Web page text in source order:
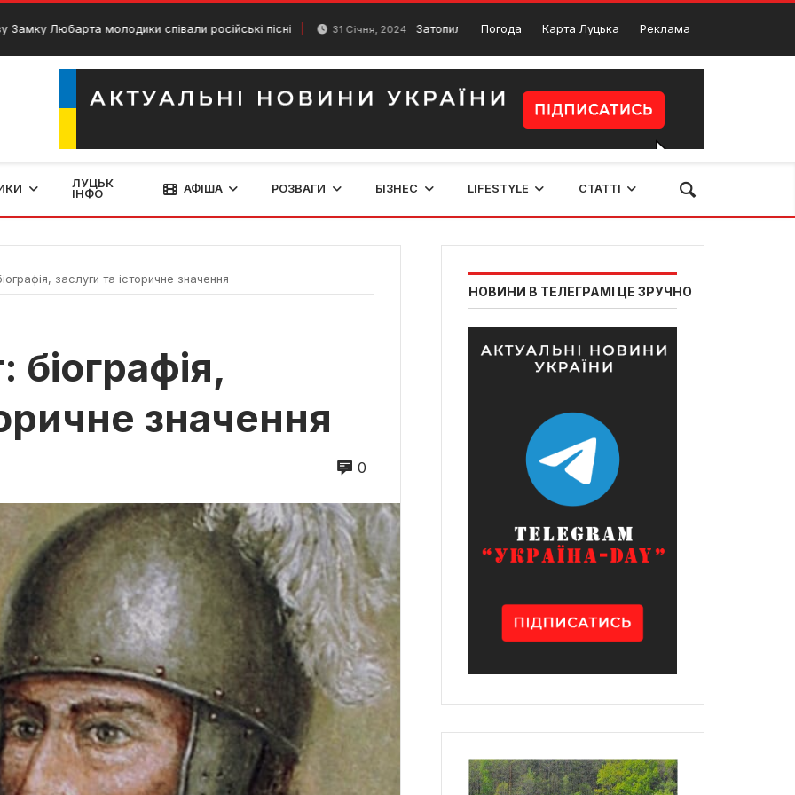
молодики співали російські пісні 31 Січня, 2024 Затопило на Волині: тисячі гектарів та близько 80 споруд
Погода Карта Луцька Реклама
ЛУЦЬК
ІНФО
АФІША РОЗВАГИ БІЗНЕС LIFESTYLE СТАТТІ
заслуги та історичне значення
значення
0
НОВИНИ В ТЕЛЕГРАМІ ЦЕ ЗРУЧНО